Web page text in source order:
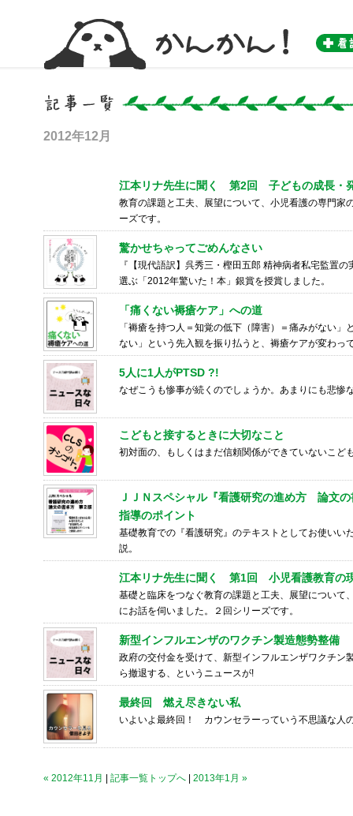
2012年12月
江本リナ先生に聞く 第2回 子どもの成長・
教育の課題と工夫、展望について、小児看護の専門家
ーズです。
驚かせちゃってごめんなさい
『【現代語訳】呉秀三・樫田五郎 精神病者私宅監置
選ぶ「2012年驚いた！本」銀賞を授賞しました。
「痛くない褥瘡ケア」への道
「褥瘡を持つ人＝知覚の低下（障害）＝痛みがない
ない」という先入観を振り払うと、褥瘡ケアが変わっ
5人に1人がPTSD ?!
なぜこうも惨事が続くのでしょうか。あまりにも悲惨
こどもと接するときに大切なこと
初対面の、もしくはまだ信頼関係ができていないこど
ＪＪＮスペシャル『看護研究の進め方 論文
指導のポイント
基礎教育での『看護研究』のテキストとしてお使いい
説。
江本リナ先生に聞く 第1回 小児看護教育の
基礎と臨床をつなぐ教育の課題と工夫、展望について
にお話を伺いました。２回シリーズです。
新型インフルエンザのワクチン製造態勢整備
政府の交付金を受けて、新型インフルエンザワクチン
ら撤退する、というニュースが!
最終回 燃え尽きない私
いよいよ最終回！ カウンセラーっていう不思議な人
« 2012年11月 記事一覧トップへ 2013年1月 »